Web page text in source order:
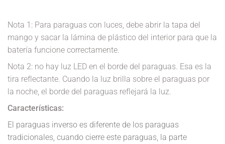
Nota 1: Para paraguas con luces, debe abrir la tapa del
mango y sacar la lámina de plástico del interior para que la
batería funcione correctamente.
Nota 2: no hay luz LED en el borde del paraguas. Esa es la
tira reflectante. Cuando la luz brilla sobre el paraguas por
la noche, el borde del paraguas reflejará la luz.
Características:
El paraguas inverso es diferente de los paraguas
tradicionales, cuando cierre este paraguas, la parte